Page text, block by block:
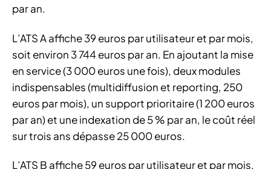
par an.
L’ATS A affiche 39 euros par utilisateur et par mois,
soit environ 3 744 euros par an. En ajoutant la mise
en service (3 000 euros une fois), deux modules
indispensables (multidiffusion et reporting, 250
euros par mois), un support prioritaire (1 200 euros
par an) et une indexation de 5 % par an, le coût réel
sur trois ans dépasse 25 000 euros.
L’ATS B affiche 59 euros par utilisateur et par mois,